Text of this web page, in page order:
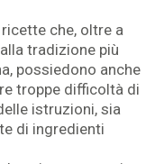
che, oltre a
tradizione più
possiedono anche
troppe difficoltà di
istruzioni, sia
di ingredienti